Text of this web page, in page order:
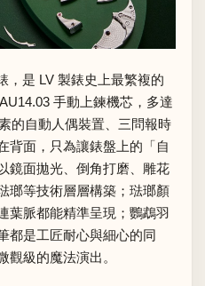
，是 LV 製錶史上最繁複的
手動上鍊機芯，多達
的自動人偶裝置、三問報時
背面，只為讓錶盤上的「自
鏡面拋光、倒角打磨、雕花
瑯等技術層層構築；琺瑯顏
葉脈都能精準呈現；鸚鵡羽
都是工匠耐心與細心的同
觀級的魔法演出。